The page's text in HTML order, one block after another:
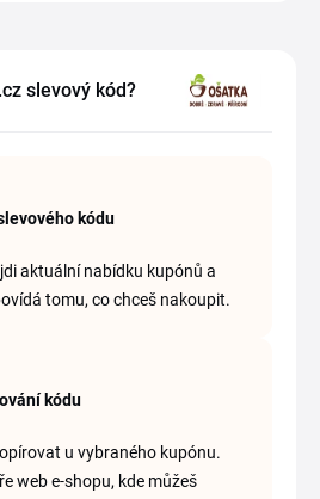
slevový kód?
kódu
aktuální nabídku kupónů a
tomu, co chceš nakoupit.
kódu
u vybraného kupónu.
web e-shopu, kde můžeš